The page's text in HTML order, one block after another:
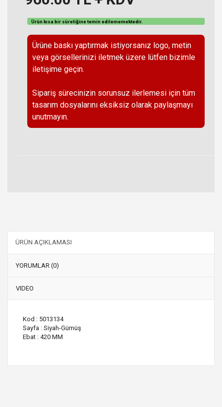
Ürün kısa bir süreliğine temin edilememektedir.
Ürüne baskı yaptırmak istiyorsanız logo, metin
veya görsellerinizi iletmek üzere lütfen bizimle
iletişime geçin.
Sipariş sürecinizin sorunsuz ilerlemesi için tüm
tasarım dosyalarını eksiksiz olarak paylaşmayı
unutmayın.
ÜRÜN AÇIKLAMASI
YORUMLAR (0)
VIDEO
Kod : 5013134
Sayfa : Siyah-Gümüş
Ebat : 420 MM